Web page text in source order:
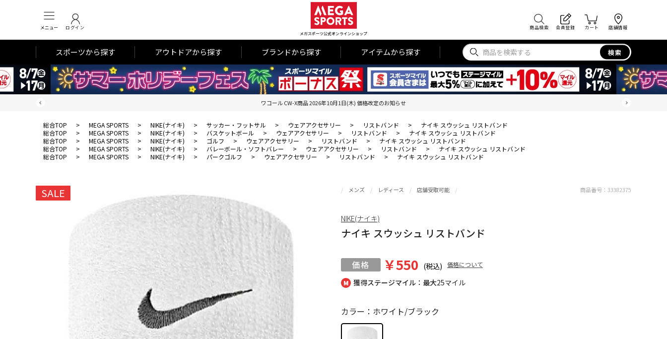
メニュー ログイン
メガスポーツ公式オンラインショップ
商品検索 会員登録 カート 店舗情報
スポーツから探す アウトドアから探す ブランドから探す アイテムから探す 検索
ワコール CW-X商品 2026年10月1日(木) 価格改定のお知らせ
総合TOP > MEGA SPORTS > NIKE(ナイキ) > サッカー・フットサル > ウェアアクセサリー > リストバンド >
ナイキ スウッシュ リストバンド
総合TOP
> MEGA SPORTS > NIKE(ナイキ) > バスケットボール > ウェアアクセサリー > リストバンド >
ナイキ スウッシュ リストバンド
総合TOP
> MEGA SPORTS > NIKE(ナイキ) > ゴルフ > ウェアアクセサリー > リストバンド >
ナイキ スウッシュ リストバンド
総合TOP
> MEGA SPORTS > NIKE(ナイキ) > バレーボール・ソフトバレー > ウェアアクセサリー > リストバンド >
ナイキ スウッシュ リストバンド
総合TOP
> MEGA SPORTS > NIKE(ナイキ) > パークゴルフ > ウェアアクセサリー > リストバンド > ナイキ スウッシュ リストバンド
SALE
獲得ステージマイル：最大25マイル
メンズ レディース 店舗受取可能
ナイキ スウッシュ リストバンド
￥550 (税込) 価格について
カラー：ホワイト/ブラック
商品番号： 33382375
NIKE(ナイキ)